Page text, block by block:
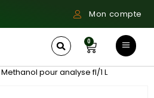
Mon compte
0
pour analyse fl/1 L